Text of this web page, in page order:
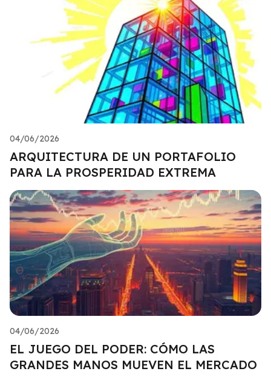
04/06/2026
ARQUITECTURA DE UN PORTAFOLIO
PARA LA PROSPERIDAD EXTREMA
04/06/2026
EL JUEGO DEL PODER: CÓMO LAS
GRANDES MANOS MUEVEN EL MERCADO